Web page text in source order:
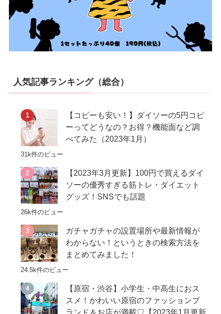
人気記事ランキング（総合）
【コピーも安い！】ダイソーの5円コピ
ーってどうなの？お得？機能面など調
べてみた（2023年1月）
31k件のビュー
【2023年3月更新】100円で買えるダイ
ソーの優秀すぎる筋トレ・ダイエット
グッズ！SNSでも話題
26k件のビュー
ガチャガチャの設置場所や最新情報が
わからない！というときの検索方法を
まとめてみました！
24.5k件のビュー
【原宿・渋谷】小学生・中高生におス
スメ！かわいい原宿のファッションブ
ランド＆お店が満載♡【2023年1月更新